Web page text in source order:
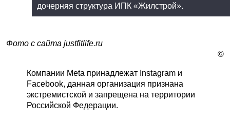
дочерняя структура ИПК «Жилстрой».
Фото с сайта justfitlife.ru
©
Компании Meta принадлежат Instagram и
Facebook, данная организация признана
экстремистской и запрещена на территории
Российской Федерации.